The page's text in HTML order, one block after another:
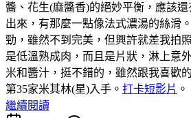
醬、花生(麻醬香)的絕妙平衡，應該
出來，有那麼一點像法式濃湯的絲滑
勁，雖然不到完美，但興許就差我拍
是低溫熟成肉，而且是片狀，淋上意
米和醬汁，挺不錯的，雖然跟我喜歡
第35家米其林(星)入手。 打卡短影片 。
繼續閱讀